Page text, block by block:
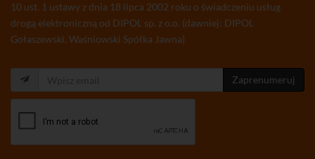
10 ust. 1 ustawy z dnia 18 lipca 2002 roku o świadczeniu usług
drogą elektroniczną od DIPOL sp. z o.o. (dawniej: DIPOL
Gołaszewski, Waśniowski Spółka Jawna)
Zaprenumeruj